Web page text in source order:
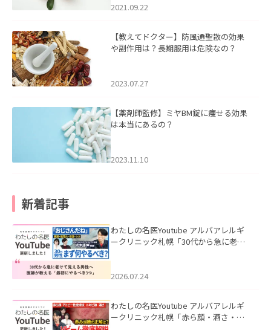
2021.09.22
【教えてドクター】防風通聖散の効果
や副作用は？長期服用は危険なの？
2023.07.27
【薬剤師監修】ミヤBM錠に痩せる効果
は本当にあるの？
2023.11.10
新着記事
わたしの名医Youtube アルバアレルギ
ークリニック札幌「30代から急に老け
た。
2026.07.24
わたしの名医Youtube アルバアレルギ
ークリニック札幌「赤ら顔・酒さ・ニ